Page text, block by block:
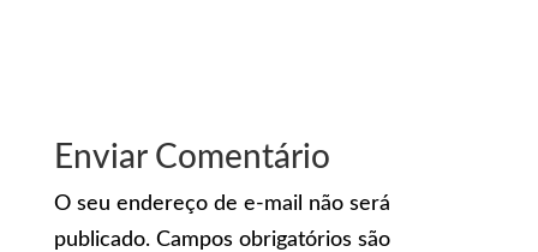
Enviar Comentário
O seu endereço de e-mail não será
publicado. Campos obrigatórios são